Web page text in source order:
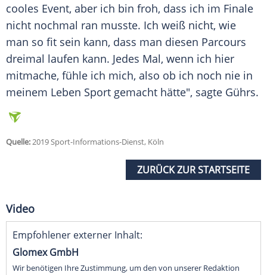
cooles Event, aber ich bin froh, dass ich im Finale
nicht nochmal ran musste. Ich weiß nicht, wie
man so fit sein kann, dass man diesen Parcours
dreimal laufen kann. Jedes Mal, wenn ich hier
mitmache, fühle ich mich, also ob ich noch nie in
meinem Leben Sport gemacht hätte", sagte Gührs.
Quelle:2019 Sport-Informations-Dienst, Köln
ZURÜCK ZUR STARTSEITE
Video
Empfohlener externer Inhalt:
Glomex GmbH
Wir benötigen Ihre Zustimmung, um den von unserer Redaktion